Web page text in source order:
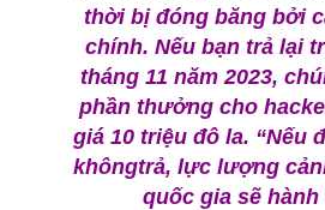
thời bị đóng băng bởi
chính. Nếu bạn trả lại
tháng 11 năm 2023,
phần thưởng cho
giá 10 triệu đô la. “Nếu
khôngtrả, lực lượng
quốc gia sẽ hành